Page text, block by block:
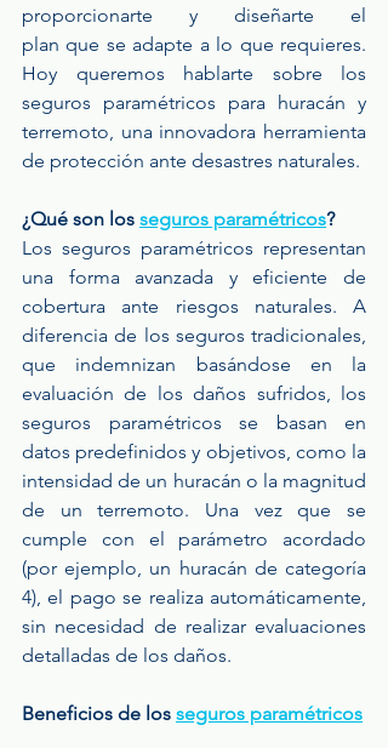
proporcionarte y diseñarte el
plan que se adapte a lo que requieres.
Hoy queremos hablarte sobre los
seguros paramétricos para huracán y
terremoto, una innovadora herramienta
de protección ante desastres naturales.
¿Qué son los seguros paramétricos?
Los seguros paramétricos representan
una forma avanzada y eficiente de
cobertura ante riesgos naturales. A
diferencia de los seguros tradicionales,
que indemnizan basándose en la
evaluación de los daños sufridos, los
seguros paramétricos se basan en
datos predefinidos y objetivos, como la
intensidad de un huracán o la magnitud
de un terremoto. Una vez que se
cumple con el parámetro acordado
(por ejemplo, un huracán de categoría
4), el pago se realiza automáticamente,
sin necesidad de realizar evaluaciones
detalladas de los daños.
Beneficios de los seguros paramétricos